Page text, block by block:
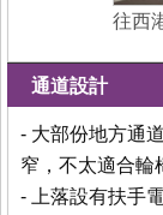
往西
通道設計
- 大部份地方通
窄，不太適合輪
- 上落設有扶手